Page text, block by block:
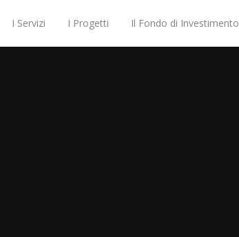
I Servizi I Progetti Il Fondo di Investimento